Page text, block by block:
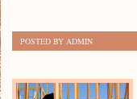
POSTED BY ADMIN